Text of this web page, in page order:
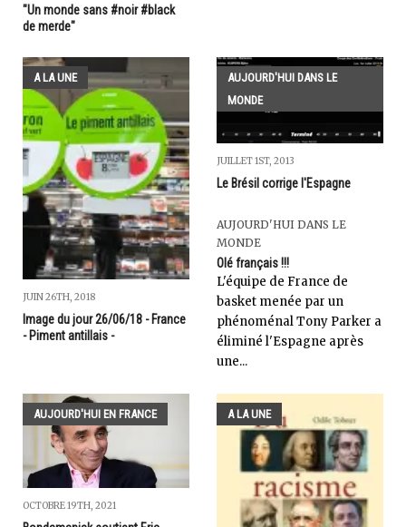
"Un monde sans #noir #black
de merde"
A LA UNE
JUIN 26TH, 2018
Image du jour 26/06/18 - France
- Piment antillais -
AUJOURD'HUI DANS LE
MONDE
JUILLET 1ST, 2013
Le Brésil corrige l'Espagne
AUJOURD'HUI DANS LE
MONDE
Olé français !!!
L'équipe de France de
basket menée par un
phénoménal Tony Parker a
éliminé l'Espagne après
une...
AUJOURD'HUI EN FRANCE
OCTOBRE 19TH, 2021
A LA UNE